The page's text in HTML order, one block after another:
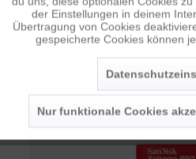
Diese Artikel sind dem Produkt
Persönliche Empfehlungen
Service
der Einstellungen in deinem
Übertragung von Cookies
gespeicherte Cookies können
Nur funktionale Cookies